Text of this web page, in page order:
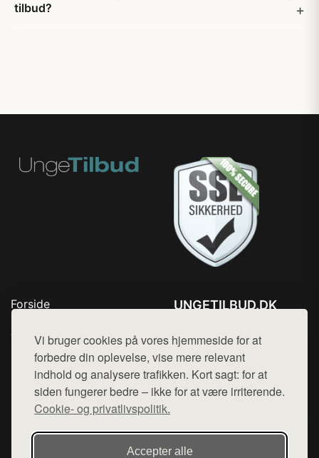
Vi bruger cookies på vores hjemmeside for at
forbedre din oplevelse, vise mere relevant
indhold og analysere trafikken. Kort sagt: for at
siden fungerer bedre – ikke for at være irriterende.
Cookie- og privatlivspolitik.
Accepter alle
tilbud?
Forside
Top Rabatter
Blog
Kontakt
UNGETILBUD.DK
Mail: hej@want.dk
Cookie- og privatlivspolitik
Denne side er en del af want.dk, der udgiver en række